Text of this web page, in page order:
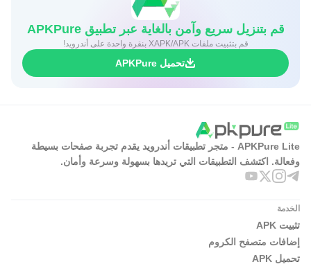
قم بتنزيل سريع وآمن بالغاية عبر تطبيق APKPure
قم بتثبيت ملفات XAPK/APK بنقرة واحدة على أندرويد!
تحميل APKPure
APKPure Lite - متجر تطبيقات أندرويد يقدم تجربة صفحات بسيطة
وفعالة. اكتشف التطبيقات التي تريدها بسهولة وسرعة وأمان.
الخدمة
تثبيت APK
إضافات متصفح الكروم
تحميل APK